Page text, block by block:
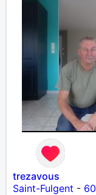
trezavous
Saint-Fulgent -